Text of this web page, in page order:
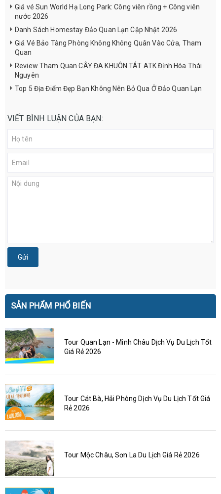
Giá vé Sun World Hạ Long Park: Công viên rồng + Công viên
nước 2026
Danh Sách Homestay Đảo Quan Lạn Cập Nhật 2026
Giá Vé Bảo Tàng Phòng Không Không Quân Vào Cửa, Tham
Quan
Review Tham Quan CÂY ĐA KHUÔN TÁT ATK Định Hóa Thái
Nguyên
Top 5 Địa Điểm Đẹp Bạn Không Nên Bỏ Qua Ở Đảo Quan Lạn
VIẾT BÌNH LUẬN CỦA BẠN:
Gửi
SẢN PHẨM PHỔ BIẾN
Tour Quan Lạn - Minh Châu Dịch Vụ Du Lịch Tốt
Giá Rẻ 2026
Tour Cát Bà, Hải Phòng Dịch Vụ Du Lịch Tốt Giá
Rẻ 2026
Tour Mộc Châu, Sơn La Du Lịch Giá Rẻ 2026